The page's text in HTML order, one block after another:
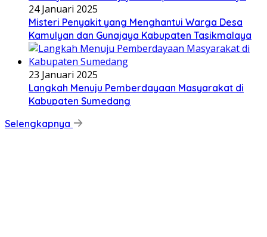
24 Januari 2025
Misteri Penyakit yang Menghantui Warga Desa
Kamulyan dan Gunajaya Kabupaten Tasikmalaya
23 Januari 2025
Langkah Menuju Pemberdayaan Masyarakat di
Kabupaten Sumedang
Selengkapnya